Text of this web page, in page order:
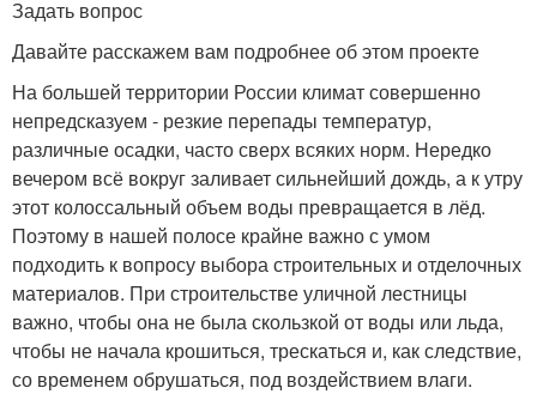
Задать вопрос
Давайте расскажем вам подробнее об этом проекте
На большей территории России климат совершенно
непредсказуем - резкие перепады температур,
различные осадки, часто сверх всяких норм. Нередко
вечером всё вокруг заливает сильнейший дождь, а к утру
этот колоссальный объем воды превращается в лёд.
Поэтому в нашей полосе крайне важно с умом
подходить к вопросу выбора строительных и отделочных
материалов. При строительстве уличной лестницы
важно, чтобы она не была скользкой от воды или льда,
чтобы не начала крошиться, трескаться и, как следствие,
со временем обрушаться, под воздействием влаги.